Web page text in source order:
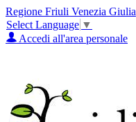
Regione Friuli Venezia Giulia
Select Language ▼
Accedi all'area personale